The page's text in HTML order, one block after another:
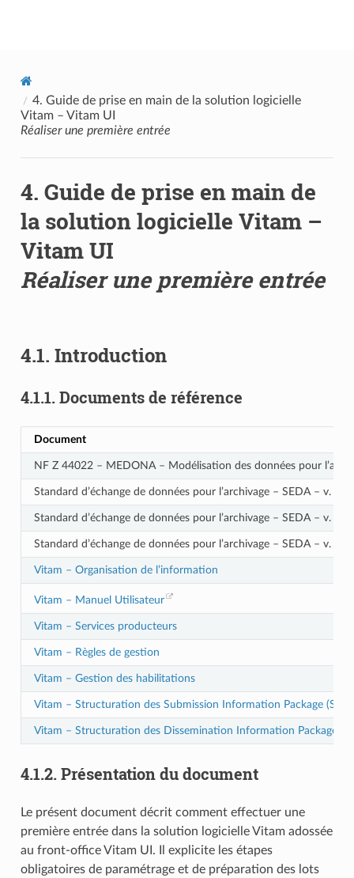
4. Guide de prise en main de la solution logicielle
Vitam – Vitam UI
Réaliser une première entrée
4. Guide de prise en main de
la solution logicielle Vitam –
Vitam UI
Réaliser une première entrée
4.1. Introduction
4.1.1. Documents de référence
Document
NF Z 44022 – MEDONA – Modélisation des données pour
Standard d’échange de données pour l’archivage – SEDA – v. 2.1
Standard d’échange de données pour l’archivage – SEDA – v. 2.2
Standard d’échange de données pour l’archivage – SEDA – v. 2.3
Vitam – Organisation de l’information
Vitam – Manuel Utilisateur
Vitam – Services producteurs
Vitam – Règles de gestion
Vitam – Gestion des habilitations
Vitam – Structuration des Submission Information Package (SIP)
Vitam – Structuration des Dissemination Information Package
4.1.2. Présentation du document
Le présent document décrit comment effectuer une
première entrée dans la solution logicielle Vitam adossée
au front-office Vitam UI. Il explicite les étapes
obligatoires de paramétrage et de préparation des lots